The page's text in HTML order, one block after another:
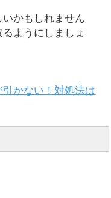
かもしれません
ようにしましょ
かない！対処法は